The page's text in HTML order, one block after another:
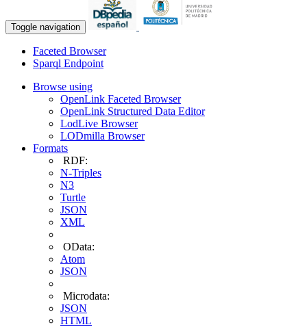
Toggle navigation
Faceted Browser
Sparql Endpoint
Browse using
OpenLink Faceted Browser
OpenLink Structured Data Editor
LodLive Browser
LODmilla Browser
Formats
RDF:
N-Triples
N3
Turtle
JSON
XML
OData:
Atom
JSON
Microdata:
JSON
HTML